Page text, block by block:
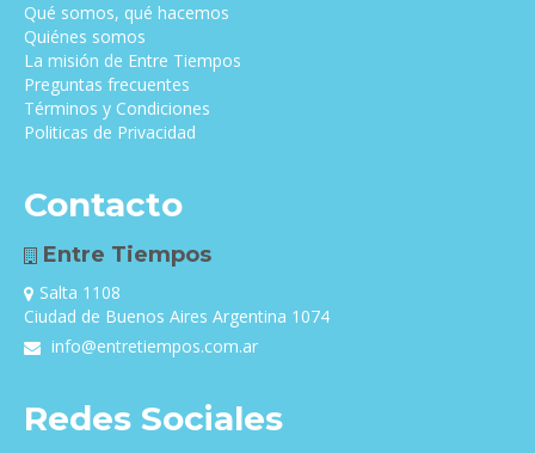
Qué somos, qué hacemos
Quiénes somos
La misión de Entre Tiempos
Preguntas frecuentes
Términos y Condiciones
Politicas de Privacidad
Contacto
Entre Tiempos
Salta 1108
Ciudad de Buenos Aires Argentina 1074
info@entretiempos.com.ar
Redes Sociales